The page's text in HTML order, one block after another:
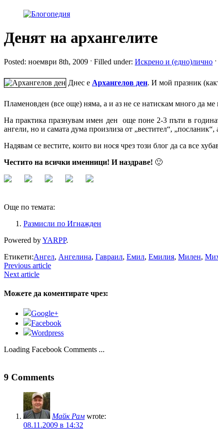
Денят на архангелите
Posted: ноември 8th, 2009 ˑ Filled under: Искрено и (едно)лично ˑ
Днес е Архангелов ден. И мой празник
Пламеновден (все още) няма, а и аз не се натискам много да ме
На практика празнувам имен ден още поне 2-3 пъти в
ангели, но и самата дума произлиза от „вестител“,
Надявам се вестите, които ви нося чрез този блог да са все
Честито на всички именници! И наздраве! 🙂
Още по темата:
Размисли по Игнажден
Powered byYARPP.
Етикети:Ангел, Ангелина, Гавраил, Емил, Емилия, Милен,
Previous article
Next article
Можете да коментирате чрез:
Google+
Facebook
Wordpress
Loading Facebook Comments ...
9 Comments
Майк Рам wrote:
08.11.2009 в 14:32